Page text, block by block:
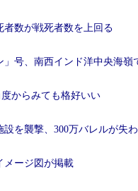
者数が戦死者数を上回る
」号、南西インド洋中央海
からみても格好いい
設を襲撃、300万バレルが失
メージ図が掲載